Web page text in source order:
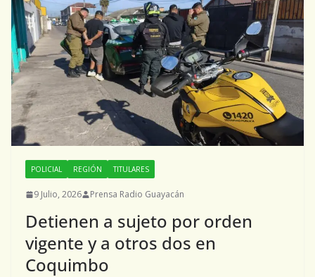
POLICIAL REGIÓN TITULARES
9 Julio, 2026 Prensa Radio Guayacán
Detienen a sujeto por orden
vigente y a otros dos en
Coquimbo